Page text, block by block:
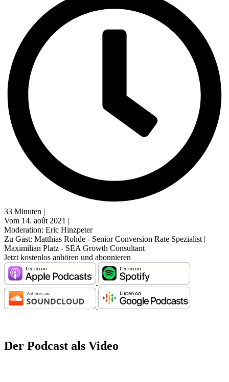
33 Minuten |
Vom 14. août 2021 |
Moderation: Eric Hinzpeter
Zu Gast: Matthias Rohde - Senior Conversion Rate Spezialist |
Maximilian Platz - SEA Growth Consultant
Jetzt kostenlos anhören und abonnieren
Der Podcast als Video